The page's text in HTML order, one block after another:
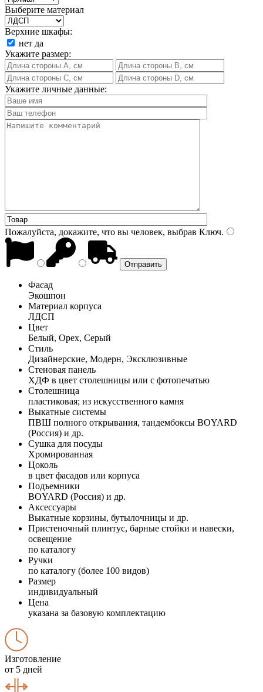
Выберите материал
Верхние шкафы:
нет да
Укажите размер:
Укажите личные данные:
Пожалуйста, докажите, что вы человек, выбрав Ключ.
Фасад
Экошпон
Материал корпуса
ЛДСП
Цвет
Белый, Орех, Серый
Стиль
Дизайнерские, Модерн, Эксклюзивные
Стеновая панель
ХДФ в цвет столешницы или с фотопечатью
Столешница
пластиковая; из искусственного камня
Выкатные системы
ПВШ полного открывания, тандембоксы BOYARD
(Россия) и др.
Сушка для посуды
Хромированная
Цоколь
в цвет фасадов или корпуса
Подъемники
BOYARD (Россия) и др.
Аксессуары
Выкатные корзины, бутылочницы и др.
Пристеночный плинтус, барные стойки и навески,
освещение
по каталогу
Ручки
по каталогу (более 100 видов)
Размер
индивидуальный
Цена
указана за базовую комплектацию
Изготовление
от 5 дней